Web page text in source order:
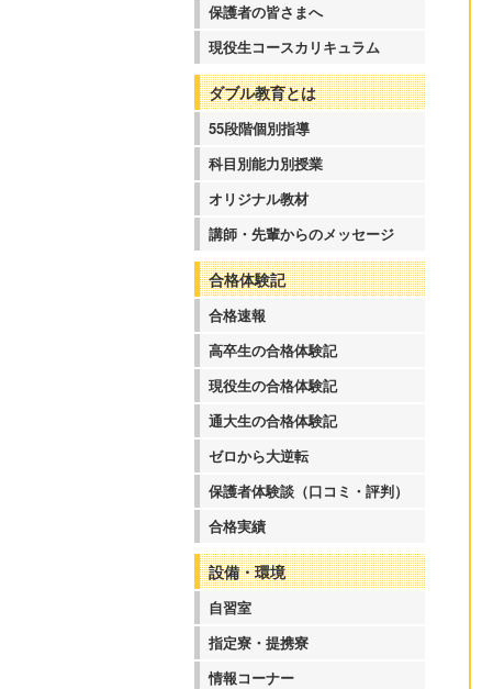
保護者の皆さまへ
現役生コースカリキュラム
ダブル教育とは
55段階個別指導
科目別能力別授業
オリジナル教材
講師・先輩からのメッセージ
合格体験記
合格速報
高卒生の合格体験記
現役生の合格体験記
通大生の合格体験記
ゼロから大逆転
保護者体験談（口コミ・評判）
合格実績
設備・環境
自習室
指定寮・提携寮
情報コーナー